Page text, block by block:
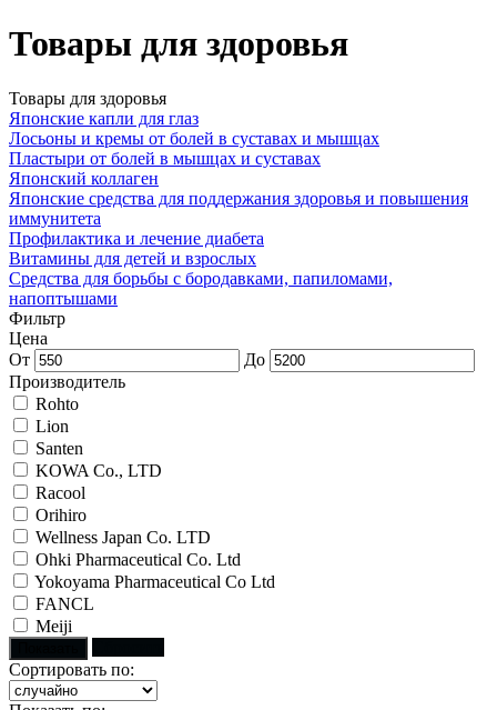
Товары для здоровья
Товары для здоровья
Японские капли для глаз
Лосьоны и кремы от болей в суставах и мышцах
Пластыри от болей в мышцах и суставах
Японский коллаген
Японские средства для поддержания здоровья и повышения
иммунитета
Профилактика и лечение диабета
Витамины для детей и взрослых
Средства для борьбы с бородавками, папиломами,
напоптышами
Фильтр
Цена
От
До
Производитель
Rohto
Lion
Santen
KOWA Co., LTD
Racool
Orihiro
Wellness Japan Co. LTD
Ohki Pharmaceutical Co. Ltd
Yokoyama Pharmaceutical Co Ltd
FANCL
Meiji
Сортировать по: